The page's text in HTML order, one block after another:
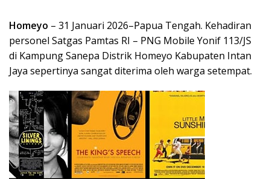
Homeyo – 31 Januari 2026–Papua Tengah. Kehadiran
personel Satgas Pamtas RI – PNG Mobile Yonif 113/JS
di Kampung Sanepa Distrik Homeyo Kabupaten Intan
Jaya sepertinya sangat diterima oleh warga setempat.